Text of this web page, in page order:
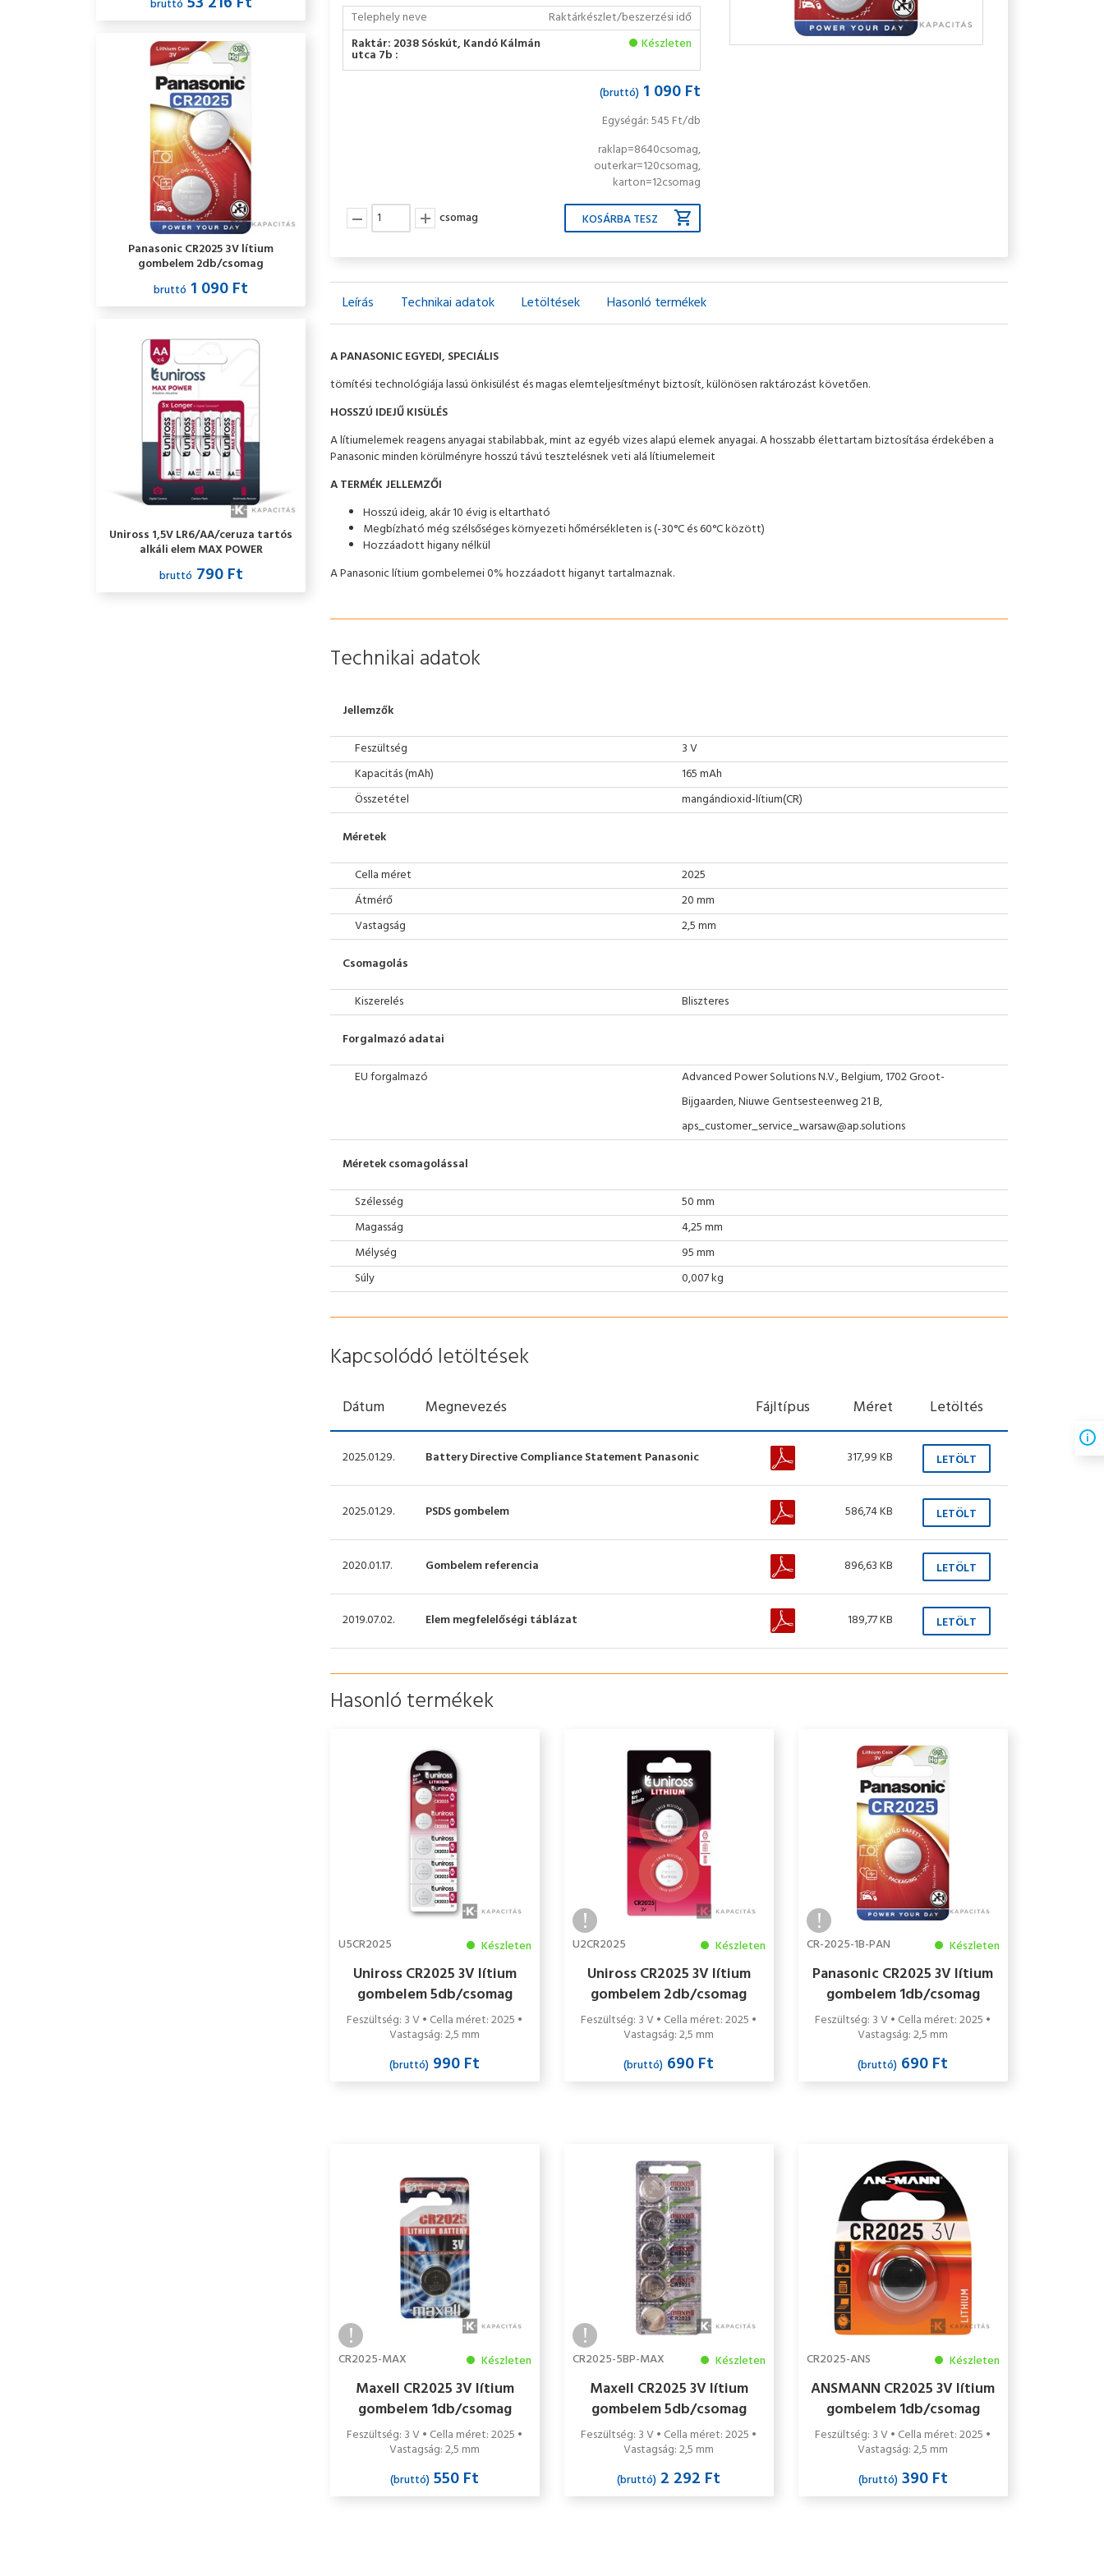
bruttó
Panasonic CR2025 3V lítium
gombelem 2db/csomag
bruttó 1 090 Ft
Uniross 1,5V LR6/AA/ceruza tartós
alkáli elem MAX POWER
4db/csomag
bruttó 790 Ft
Telephely neve
Raktárkészlet/beszerzési idő
Raktár: 2038 Sóskút, Kandó Kálmán
utca 7b :
Készleten
(bruttó) 1 090 Ft
Egységár: 545 Ft/db
raklap=8640csomag,
outerkar=120csomag,
karton=12csomag
csomag
Leírás Technikai adatok Letöltések Hasonló termékek
A PANASONIC EGYEDI, SPECIÁLIS
tömítési technológiája lassú önkisülést és magas elemteljesítményt biztosít, különösen raktározást követően.
HOSSZÚ IDEJŰ KISÜLÉS
A lítiumelemek reagens anyagai stabilabbak, mint az egyéb vizes alapú elemek anyagai. A hosszabb élettartam biztosítása érdekében a
Panasonic minden körülményre hosszú távú tesztelésnek veti alá lítiumelemeit
A TERMÉK JELLEMZŐI
Hosszú ideig, akár 10 évig is eltartható
Megbízható még szélsőséges környezeti hőmérsékleten is (-30°C és 60°C között)
Hozzáadott higany nélkül
A Panasonic lítium gombelemei 0% hozzáadott higanyt tartalmaznak.
Technikai adatok
Jellemzők
Feszültség
3 V
Kapacitás (mAh)
165 mAh
Összetétel
mangándioxid-lítium(CR)
Méretek
Cella méret
2025
Átmérő
20 mm
Vastagság
2,5 mm
Csomagolás
Kiszerelés
Bliszteres
Forgalmazó adatai
EU forgalmazó
Advanced Power Solutions N.V., Belgium, 1702 Groot-
Bijgaarden, Niuwe Gentsesteenweg 21 B,
aps_customer_service_warsaw@ap.solutions
Méretek csomagolással
Szélesség
50 mm
Magasság
4,25 mm
Mélység
95 mm
Súly
0,007 kg
Kapcsolódó letöltések
Dátum Megnevezés Fájltípus Méret Letöltés
2025.01.29. Battery Directive Compliance Statement Panasonic 317,99 KB LETÖLT
2025.01.29. PSDS gombelem 586,74 KB LETÖLT
2020.01.17. Gombelem referencia 896,63 KB LETÖLT
2019.07.02. Elem megfelelőségi táblázat 189,77 KB LETÖLT
Hasonló termékek
U5CR2025 Készleten
Uniross CR2025 3V lítium
gombelem 5db/csomag
Feszültség: 3 V • Cella méret: 2025 •
Vastagság: 2,5 mm
(bruttó) 990 Ft
U2CR2025 Készleten
Uniross CR2025 3V lítium
gombelem 2db/csomag
Feszültség: 3 V • Cella méret: 2025 •
Vastagság: 2,5 mm
(bruttó) 690 Ft
CR-2025-1B-PAN Készleten
Panasonic CR2025 3V lítium
gombelem 1db/csomag
Feszültség: 3 V • Cella méret: 2025 •
Vastagság: 2,5 mm
(bruttó) 690 Ft
CR2025-MAX Készleten
Maxell CR2025 3V lítium
gombelem 1db/csomag
Feszültség: 3 V • Cella méret: 2025 •
Vastagság: 2,5 mm
(bruttó) 550 Ft
CR2025-5BP-MAX Készleten
Maxell CR2025 3V lítium
gombelem 5db/csomag
Feszültség: 3 V • Cella méret: 2025 •
Vastagság: 2,5 mm
(bruttó) 2 292 Ft
CR2025-ANS Készleten
ANSMANN CR2025 3V lítium
gombelem 1db/csomag
Feszültség: 3 V • Cella méret: 2025 •
Vastagság: 2,5 mm
(bruttó)390 Ft